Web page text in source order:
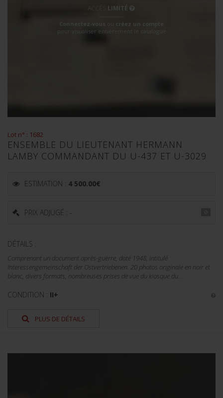
ACCÈS LIMITÉ
Connectez-vous ou créez un compte
pour visualiser entièrement le catalogue
Lot n° : 1682
ENSEMBLE DU LIEUTENANT HERMANN
LAMBY COMMANDANT DU U-437 ET U-3029
ESTIMATION : 4 500.00€
PRIX ADJUGÉ : -
DÉTAILS :
Comprenant un document après-guerre, daté 1948, intitulé
Interessengemeinschaft der Ostvertriebenen. 20 photos originale en noir et
blanc, divers formats, nombreuses prises de vue du kiosque du...
CONDITION : II+
PLUS DE DÉTAILS